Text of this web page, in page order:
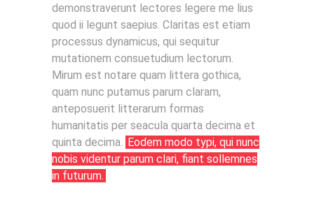
demonstraverunt lectores legere me lius
quod ii legunt saepius. Claritas est etiam
processus dynamicus, qui sequitur
mutationem consuetudium lectorum.
Mirum est notare quam littera gothica,
quam nunc putamus parum claram,
anteposuerit litterarum formas
humanitatis per seacula quarta decima et
quinta decima.
Eodem modo typi, qui nunc
nobis videntur parum clari, fiant sollemnes
in futurum.